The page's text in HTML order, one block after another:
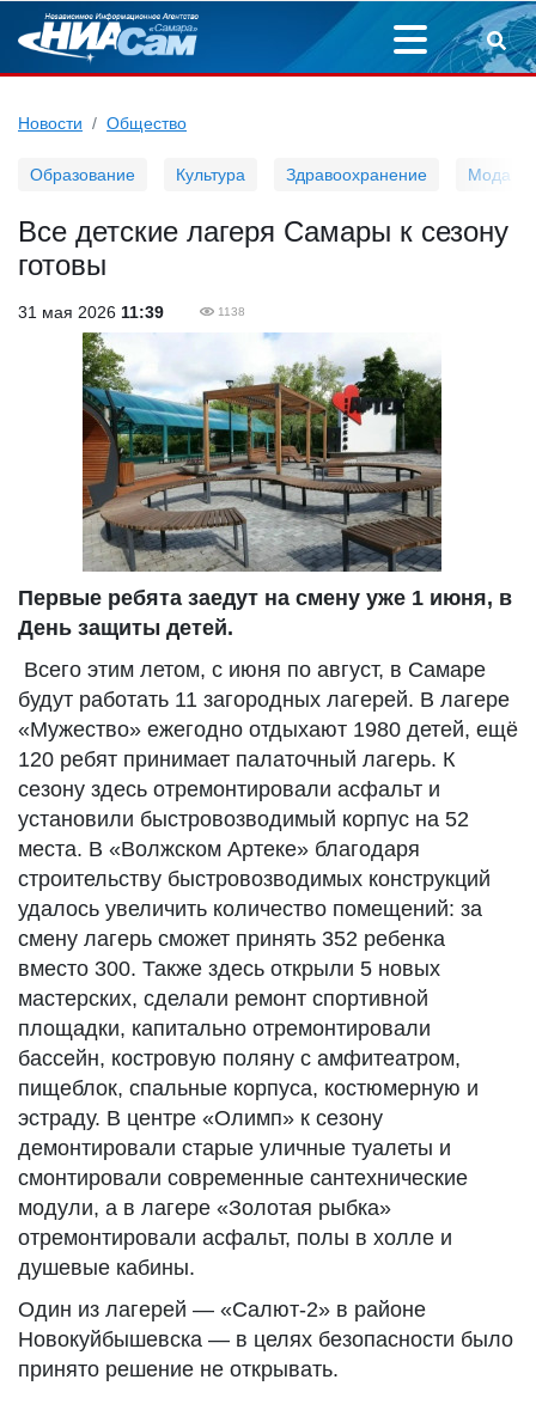
Новости Общество
Образование Культура Здравоохранение Мода
Все детские лагеря Самары к сезону
готовы
31 мая 2026 11:39 1138
Первые ребята заедут на смену уже 1 июня, в
День защиты детей.
Всего этим летом, с июня по август, в Самаре
будут работать 11 загородных лагерей. В лагере
«Мужество» ежегодно отдыхают 1980 детей, ещё
120 ребят принимает палаточный лагерь. К
сезону здесь отремонтировали асфальт и
установили быстровозводимый корпус на 52
места. В «Волжском Артеке» благодаря
строительству быстровозводимых конструкций
удалось увеличить количество помещений: за
смену лагерь сможет принять 352 ребенка
вместо 300. Также здесь открыли 5 новых
мастерских, сделали ремонт спортивной
площадки, капитально отремонтировали
бассейн, костровую поляну с амфитеатром,
пищеблок, спальные корпуса, костюмерную и
эстраду. В центре «Олимп» к сезону
демонтировали старые уличные туалеты и
смонтировали современные сантехнические
модули, а в лагере «Золотая рыбка»
отремонтировали асфальт, полы в холле и
душевые кабины.
Один из лагерей — «Салют-2» в районе
Новокуйбышевска — в целях безопасности было
принято решение не открывать.